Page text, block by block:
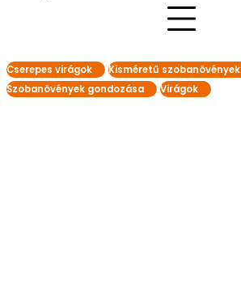
Cserepes virágok Kisméretű szobanövények
Szobanövények gondozása
Virágok